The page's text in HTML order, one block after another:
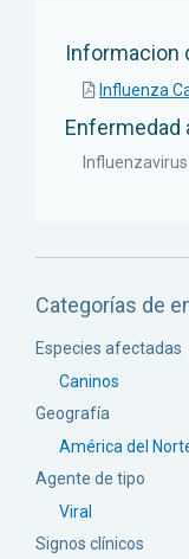
Informacion
Influenza
Enfermedad
Categorías de
Especies afectadas
Caninos
Geografía
América del
Agente de tipo
Viral
Signos clínicos